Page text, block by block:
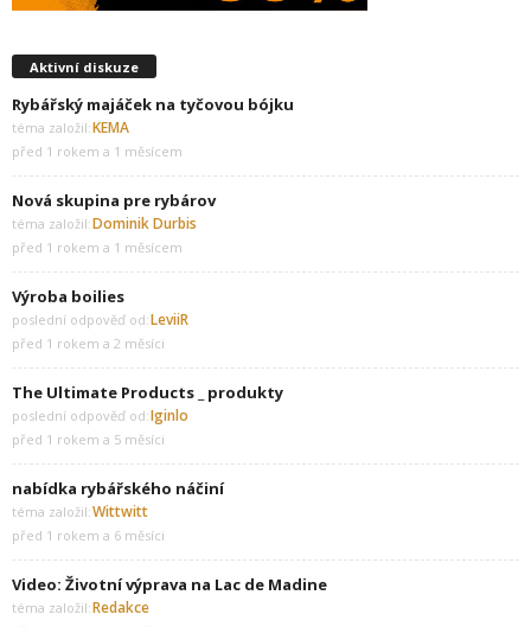
Aktivní diskuze
Rybářský majáček na tyčovou bójku
téma založil:KEMA
před 1 rokem a 1 měsícem
Nová skupina pre rybárov
téma založil:Dominik Durbis
před 1 rokem a 1 měsícem
Výroba boilies
poslední odpověď od:LeviiR
před 1 rokem a 2 měsíci
The Ultimate Products _ produkty
poslední odpověď od:Iginlo
před 1 rokem a 5 měsíci
nabídka rybářského náčiní
téma založil:Wittwitt
před 1 rokem a 6 měsíci
Video: Životní výprava na Lac de Madine
téma založil:Redakce